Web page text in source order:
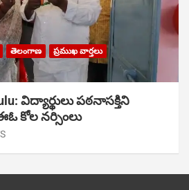
తెలంగాణ
ప్రముఖ వార్తలు
విద్యార్థులు పఠ‌నాసక్తిని
కోల నర్సింలు